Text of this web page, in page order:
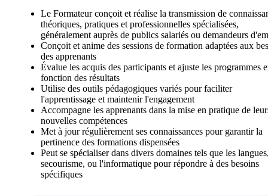
Le Formateur conçoit et réalise la transmission de
théoriques, pratiques et professionnelles spécialisées,
généralement auprès de publics salariés ou demandeurs
Conçoit et anime des sessions de formation adaptées aux
des apprenants
Évalue les acquis des participants et ajuste les programmes
fonction des résultats
Utilise des outils pédagogiques variés pour faciliter
l'apprentissage et maintenir l'engagement
Accompagne les apprenants dans la mise en pratique de
nouvelles compétences
Met à jour régulièrement ses connaissances pour garantir la
pertinence des formations dispensées
Peut se spécialiser dans divers domaines tels que les
secourisme, ou l'informatique pour répondre à des besoins
spécifiques